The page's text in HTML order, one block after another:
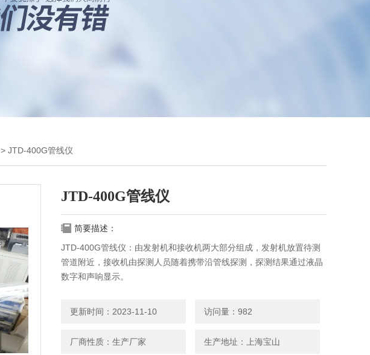
> JTD-400G管线仪
JTD-400G管线仪
简要描述：
JTD-400G管线仪：由发射机和接收机两大部分组成，发射机放置待测
管道附近，接收机由探测人员随着携带沿管线探测，探测结果通过液晶
数字和声响显示。
更新时间：2023-11-10 访问量：982
厂商性质：生产厂家 生产地址：上海宝山